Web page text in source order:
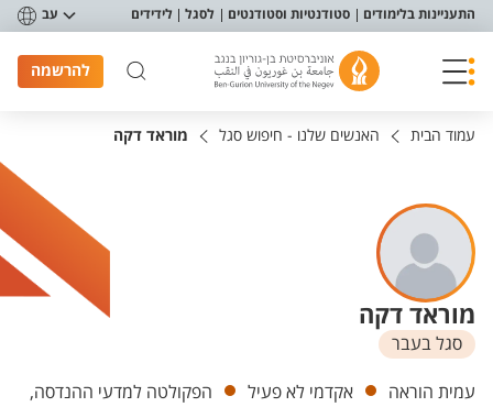
תפריט נגישות
התעניינות בלימודים סטודנטיות וסטודנטים לסגל לידידים עב
להרשמה
עמוד הבית האנשים שלנו - חיפוש סגל מוראד דקה
מוראד דקה
סגל בעבר
יחידות
עמית הוראה אקדמי לא פעיל
הפקולטה למדעי ההנדסה,